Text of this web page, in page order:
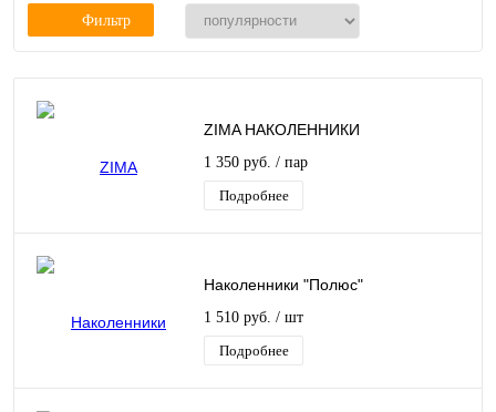
Фильтр
ZIMA НАКОЛЕННИКИ
1 350 руб. / пар
Подробнее
Наколенники "Полюс"
1 510 руб. / шт
Подробнее